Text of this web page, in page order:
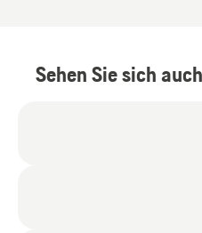
Sehen Sie sich